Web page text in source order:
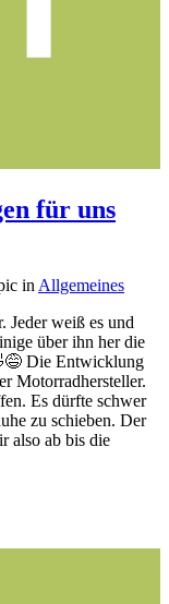
für uns
in Allgemeines
Jeder weiß es und
über ihn her die
Die Entwicklung
Motorradhersteller.
Es dürfte schwer
zu schieben. Der
also ab bis die